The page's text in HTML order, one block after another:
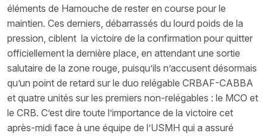
éléments de Hamouche de rester en course pour le
maintien. Ces derniers, débarrassés du lourd poids de la
pression, ciblent la victoire de la confirmation pour quitter
officiellement la dernière place, en attendant une sortie
salutaire de la zone rouge, puisqu’ils n’accusent désormais
qu’un point de retard sur le duo relégable CRBAF-CABBA
et quatre unités sur les premiers non-relégables : le MCO et
le CRB. C’est dire toute l’importance de la victoire cet
après-midi face à une équipe de l’USMH qui a assuré